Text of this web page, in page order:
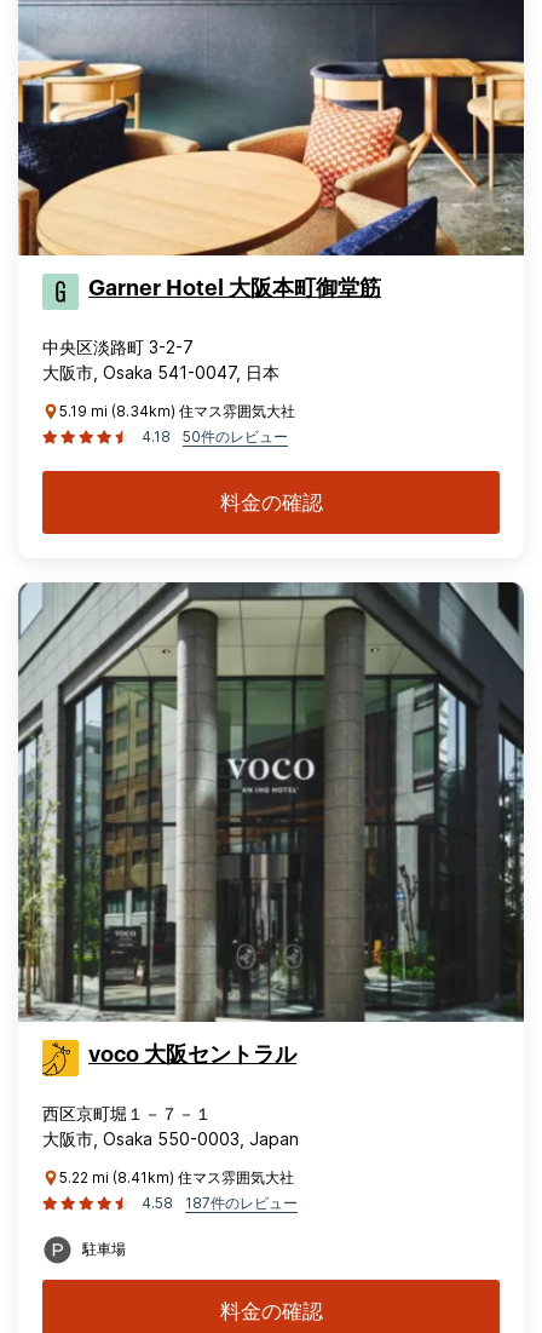
Garner Hotel 大阪本町御堂筋
中央区淡路町 3-2-7
大阪市, Osaka 541-0047, 日本
5.19 mi (8.34km) 住マス雰囲気大社
4.18
50件のレビュー
料金の確認
voco 大阪セントラル
西区京町堀１－７－１
大阪市, Osaka 550-0003, Japan
5.22 mi (8.41km) 住マス雰囲気大社
4.58
187件のレビュー
駐車場
料金の確認